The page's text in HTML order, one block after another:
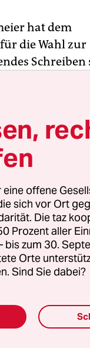
hat dem
die Wahl zur
Schreiben
ihren bisherigen
nach
für
die
über die
offene
sich vor Ort
Die taz
Prozent aller
bis zum 30.
Orte
Sind Sie dabei?